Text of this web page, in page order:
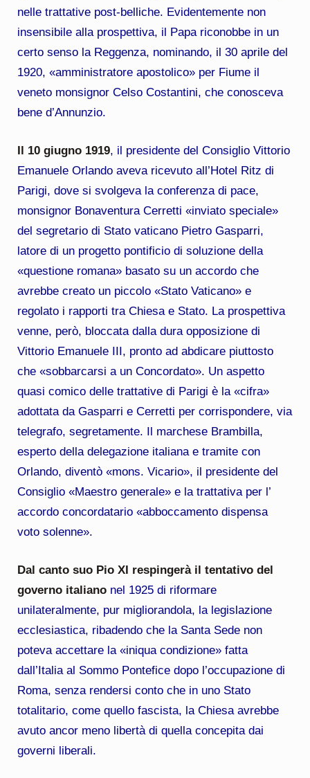
nelle trattative post-belliche. Evidentemente non
insensibile alla prospettiva, il Papa riconobbe in un
certo senso la Reggenza, nominando, il 30 aprile del
1920, «amministratore apostolico» per Fiume il
veneto monsignor Celso Costantini, che conosceva
bene d’Annunzio.
Il 10 giugno 1919, il presidente del Consiglio Vittorio
Emanuele Orlando aveva ricevuto all’Hotel Ritz di
Parigi, dove si svolgeva la conferenza di pace,
monsignor Bonaventura Cerretti «inviato speciale»
del segretario di Stato vaticano Pietro Gasparri,
latore di un progetto pontificio di soluzione della
«questione romana» basato su un accordo che
avrebbe creato un piccolo «Stato Vaticano» e
regolato i rapporti tra Chiesa e Stato. La prospettiva
venne, però, bloccata dalla dura opposizione di
Vittorio Emanuele III, pronto ad abdicare piuttosto
che «sobbarcarsi a un Concordato». Un aspetto
quasi comico delle trattative di Parigi è la «cifra»
adottata da Gasparri e Cerretti per corrispondere, via
telegrafo, segretamente. Il marchese Brambilla,
esperto della delegazione italiana e tramite con
Orlando, diventò «mons. Vicario», il presidente del
Consiglio «Maestro generale» e la trattativa per l’
accordo concordatario «abboccamento dispensa
voto solenne».
Dal canto suo Pio XI respingerà il tentativo del
governo italianonel 1925 di riformare
unilateralmente, pur migliorandola, la legislazione
ecclesiastica, ribadendo che la Santa Sede non
poteva accettare la «iniqua condizione» fatta
dall’Italia al Sommo Pontefice dopo l’occupazione di
Roma, senza rendersi conto che in uno Stato
totalitario, come quello fascista, la Chiesa avrebbe
avuto ancor meno libertà di quella concepita dai
governi liberali.